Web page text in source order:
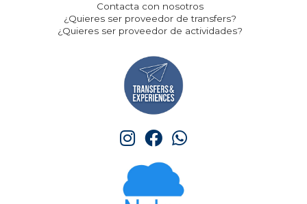
Contacta con nosotros
¿Quieres ser proveedor de transfers?
¿Quieres ser proveedor de actividades?